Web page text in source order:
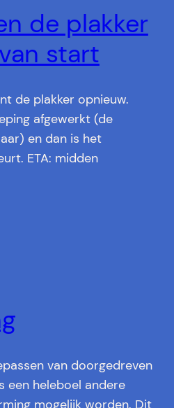
de plakker
start
de plakker opnieuw.
afgewerkt (de
en dan is het
ETA: midden
van doorgedreven
een heleboel andere
mogelijk worden. Dit